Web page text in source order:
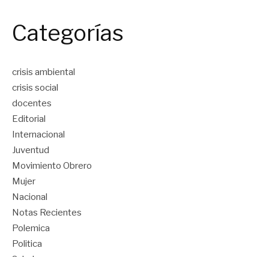
Categorías
crisis ambiental
crisis social
docentes
Editorial
Internacional
Juventud
Movimiento Obrero
Mujer
Nacional
Notas Recientes
Polemica
Politica